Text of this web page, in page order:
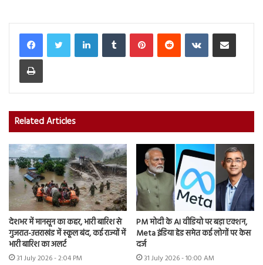
LinkedInTumblr PinterestReddit VKontakteShare via Email
Print
Related Articles
देशभर में मानसून का कहर, भारी बारिश से
गुजरात-उत्तराखंड में स्कूल बंद, कई राज्यों में
भारी बारिश का अलर्ट
31 July 2026 - 2:04 PM
PM मोदी के AI वीडियो पर बड़ा एक्शन,
Meta इंडिया हेड समेत कई लोगों पर केस
दर्ज
31 July 2026 - 10:00 AM